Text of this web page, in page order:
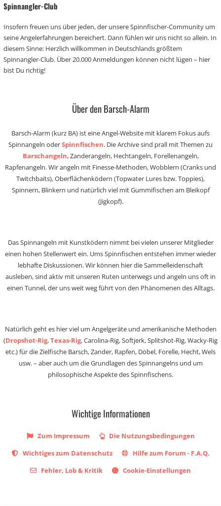
Spinnangler-Club
Insofern freuen uns über jeden, der unsere Spinnfischer-Community um
seine Angelerfahrungen bereichert. Dann fühlen wir uns nicht so allein. In
diesem Sinne: Herzlich willkommen in Deutschlands größtem
Spinnangler-Club. Über 20.000 Anmeldungen können nicht lügen – hier
bist Du richtig!
Über den Barsch-Alarm
Barsch-Alarm (kurz BA) ist eine Angel-Website mit klarem Fokus aufs
Spinnangeln oderSpinnfischen. Die Archive sind prall mit Themen zu
Barschangeln, Zanderangeln, Hechtangeln, Forellenangeln,
Rapfenangeln. Wir angeln mit Finesse-Methoden, Wobblern (Cranks und
Twitchbaits), Oberflächenködern (Topwater Lures bzw. Toppies),
Spinnern, Blinkern und natürlich viel mit Gummifischen am Bleikopf
(Jigkopf).
Das Spinnangeln mit Kunstködern nimmt bei vielen unserer Mitglieder
einen hohen Stellenwert ein. Ums Spinnfischen entstehen immer wieder
lebhafte Diskussionen. Wir können hier die Sammelleidenschaft
ausleben, sind aktiv mit unseren Ruten unterwegs und angeln uns oft in
einen Tunnel, der uns weit weg führt von den Phänomenen des Alltags.
Natürlich geht es hier viel um Angelgeräte und amerikanische Methoden
(Dropshot-Rig,Texas-Rig, Carolina-Rig, Softjerk, Splitshot-Rig, Wacky-Rig
etc.) für die Zielfische Barsch, Zander, Rapfen, Döbel, Forelle, Hecht, Wels
usw. – aber auch um die Grundlagen des Spinnangelns und um
philosophische Aspekte des Spinnfischens.
Wichtige Informationen
Zum Impressum
Die Nutzungsbedingungen
Wichtiges zum Datenschutz
Hilfe zum Forum - F.A.Q.
Fehler, Lob & Kritik
Cookie-Einstellungen